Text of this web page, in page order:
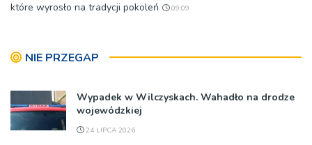
które wyrosło na tradycji pokoleń
09:09
NIE PRZEGAP
Wypadek w Wilczyskach. Wahadło na drodze
wojewódzkiej
24 LIPCA 2026